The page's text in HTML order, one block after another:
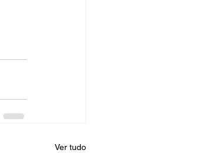
Ver tudo